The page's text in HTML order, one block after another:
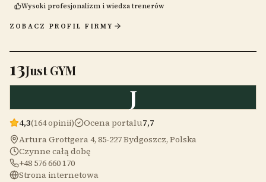
Wysoki profesjonalizm i wiedza trenerów
ZOBACZ PROFIL FIRMY
13Just GYM
J
4,3(164 opinii) Ocena portalu7,7
Artura Grottgera 4, 85-227 Bydgoszcz, Polska
Czynne całą dobę
+48 576 660 170
Strona internetowa